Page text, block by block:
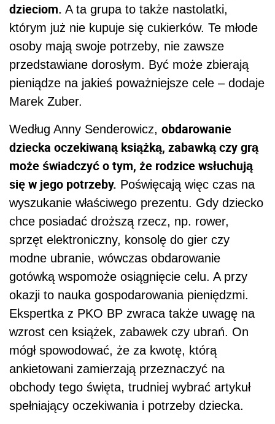
dzieciom. A ta grupa to także nastolatki,
którym już nie kupuje się cukierków. Te młode
osoby mają swoje potrzeby, nie zawsze
przedstawiane dorosłym. Być może zbierają
pieniądze na jakieś poważniejsze cele – dodaje
Marek Zuber.
Według Anny Senderowicz, obdarowanie
dziecka oczekiwaną książką, zabawką czy grą
może świadczyć o tym, że rodzice wsłuchują
się w jego potrzeby. Poświęcają więc czas na
wyszukanie właściwego prezentu. Gdy dziecko
chce posiadać droższą rzecz, np. rower,
sprzęt elektroniczny, konsolę do gier czy
modne ubranie, wówczas obdarowanie
gotówką wspomoże osiągnięcie celu. A przy
okazji to nauka gospodarowania pieniędzmi.
Ekspertka z PKO BP zwraca także uwagę na
wzrost cen książek, zabawek czy ubrań. On
mógł spowodować, że za kwotę, którą
ankietowani zamierzają przeznaczyć na
obchody tego święta, trudniej wybrać artykuł
spełniający oczekiwania i potrzeby dziecka.